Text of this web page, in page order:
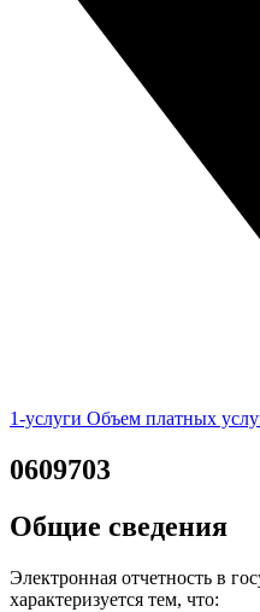
1-услуги Объем платных
0609703
Общие сведения
Электронная отчетность в
характеризуется тем, что: